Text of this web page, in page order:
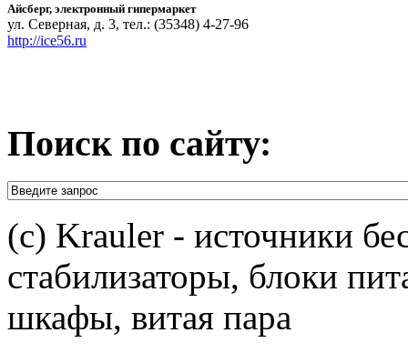
Айсберг, электронный гипермаркет
ул. Северная, д. 3, тел.: (35348) 4-27-96
http://ice56.ru
Поиск по сайту:
(c) Krauler - источники
стабилизаторы, блоки
шкафы, витая пара